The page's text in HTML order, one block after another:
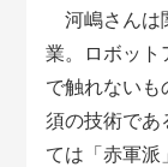
河嶋さんは
業。ロボット
で触れないも
須の技術であ
ては「赤軍派